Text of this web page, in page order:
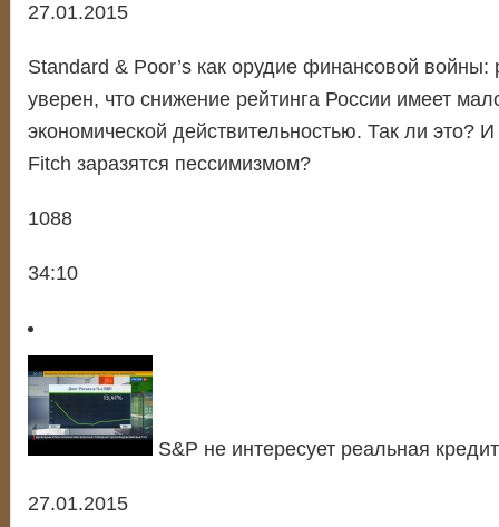
27.01.2015
Standard & Poor’s как орудие финансовой войны:
уверен, что снижение рейтинга России имеет
экономической действительностью. Так ли это?
Fitch заразятся пессимизмом?
1088
34:10
S&P не интересует реальная
27.01.2015